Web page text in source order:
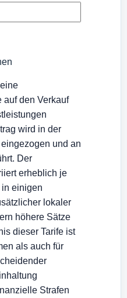
auf den Verkauf
wird in der
und an
Der
erheblich je
einigen
lokaler
höhere Sätze
dieser Tarife ist
als auch für
Strafen